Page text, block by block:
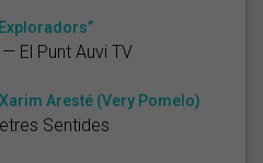
El Punt Auvi TV
Aresté (Very Pomelo)
Sentides